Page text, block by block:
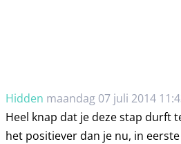
Hidden maandag 07 juli 2014
Heel knap dat je deze stap durft
het positiever dan je nu, in